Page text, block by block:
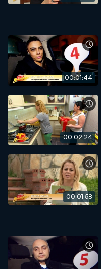
00:01:44
00:02:24
00:01:58